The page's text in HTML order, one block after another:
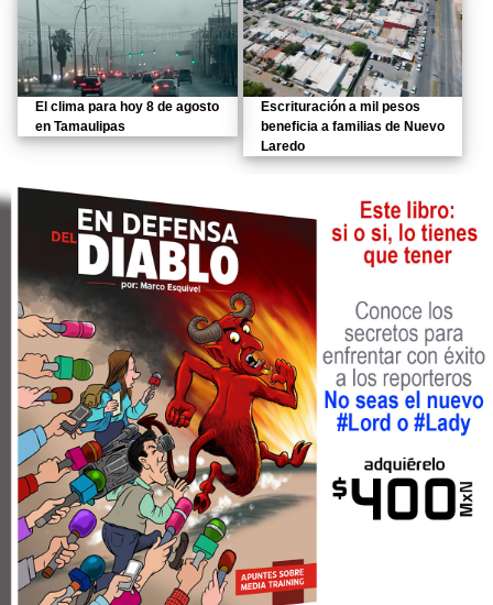
El clima para hoy 8 de agosto
en Tamaulipas
Escrituración a mil pesos
beneficia a familias de Nuevo
Laredo